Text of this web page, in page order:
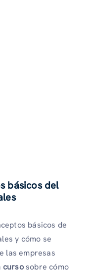
básicos del
básicos de
y cómo se
las empresas
cursosobre cómo